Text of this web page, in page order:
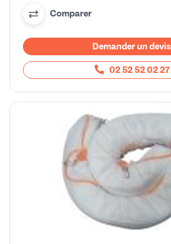
Comparer
Demander un devis
02 52 52 02 27